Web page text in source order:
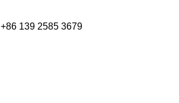
+86 139 2585 3679